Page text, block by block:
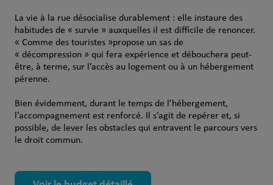
La vie à la rue désocialise durablement : elle instaure des
habitudes de « survie » auxquelles il est difficile de renoncer.
« Comme des touristes »propose un sas de
« décompression » qui fera expérience et débouchera peut-
être, à terme, sur l’accès au logement ou à un hébergement
pérenne.
Bien évidemment, durant le temps de l’hébergement,
l’accompagnement est renforcé. Il s’agit de repérer et, si
possible, de lever les obstacles qui entravent le parcours vers
le droit commun.